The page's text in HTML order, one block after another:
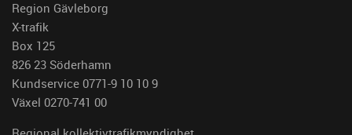
Region Gävleborg
X-trafik
Box 125
826 23 Söderhamn
Kundservice 0771-9 10 10 9
Växel 0270-741 00